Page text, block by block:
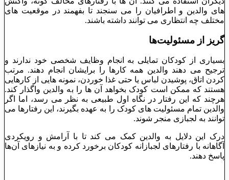
‌های والدین و اطرافیان را می ‌سنجند تا بفهمند در موقعیت ‌های
مختلف چه انتظاری می ‌توانند داشته باشند.
گریز از مسئولیت‌ها
بسیاری از کودکان تمایلی به انجام وظایف شخصی خود ندارند و
ترجیح می ‌دهند والدین همه کارها را برایشان انجام دهند. مرتب
کردن اتاق، پوشیدن لباس یا حتی غذا خوردن، نمونه ‌هایی از کارهایی
هستند که ممکن است کودک بخواهد آن ‌ها را به والدین واگذار کند.
هرچند که این رفتار در نگاه اول طبیعی به نظر می‌ رسد، اما اگر
والدین تمام مسئولیت‌ های کودک را به عهده بگیرند، این رفتارها می‌
توانند به لجبازی منجر شوند.
درک این دلایل به والدین کمک می ‌کند تا با آرامش و رویکردی
آگاهانه با رفتارهای لجبازانه کودکان برخورد کرده و به نیازهای آن‌ها
پاسخ دهند.